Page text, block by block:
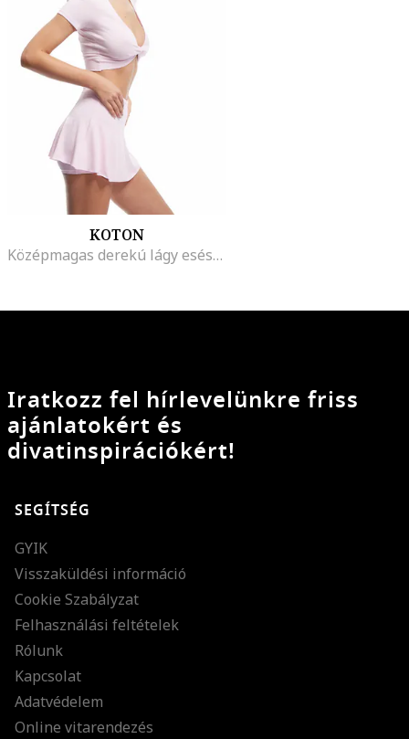
KOTON
Középmagas derekú lágy esésű nadrágszoknya, Világos rózsaszín
Iratkozz fel hírlevelünkre friss
ajánlatokért és
divatinspirációkért!
SEGÍTSÉG
GYIK
Visszaküldési információ
Cookie Szabályzat
Felhasználási feltételek
Rólunk
Kapcsolat
Adatvédelem
Online vitarendezés